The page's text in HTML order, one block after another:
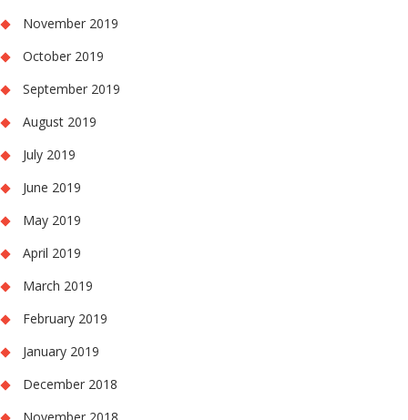
November 2019
October 2019
September 2019
August 2019
July 2019
June 2019
May 2019
April 2019
March 2019
February 2019
January 2019
December 2018